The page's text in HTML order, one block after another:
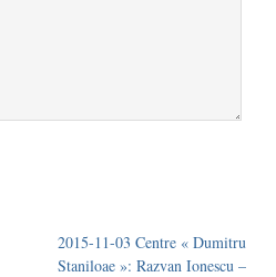
2015-11-03 Centre « Dumitru
Staniloae »: Razvan Ionescu –